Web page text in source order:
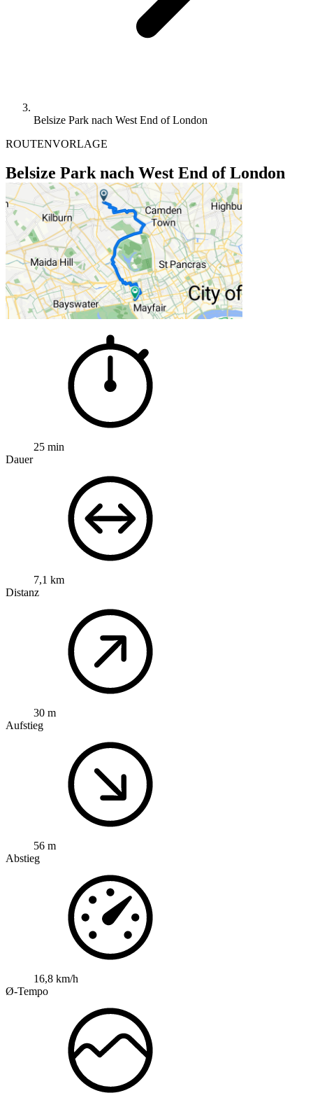
Belsize Park nach West End of London
ROUTENVORLAGE
Belsize Park nach West End of London
25 min
Dauer
7,1 km
Distanz
30 m
Aufstieg
56 m
Abstieg
16,8 km/h
Ø-Tempo